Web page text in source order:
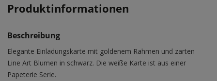
Produktinformationen
Beschreibung
Elegante Einladungskarte mit goldenem Rahmen und zarten
Line Art Blumen in schwarz. Die weiße Karte ist aus einer
Papeterie Serie.